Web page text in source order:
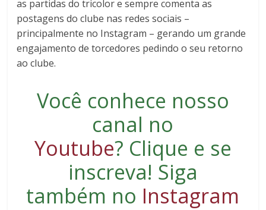
as partidas do tricolor e sempre comenta as
postagens do clube nas redes sociais –
principalmente no Instagram – gerando um grande
engajamento de torcedores pedindo o seu retorno
ao clube.
Você conhece nosso
canal no
Youtube? Clique e se
inscreva! Siga
também no Instagram